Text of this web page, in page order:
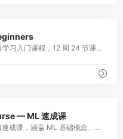
Microsoft 开源的全方位机器学习入门课程，12 周 24 节课，覆盖回归、分类、聚类、NLP 等，含实践项目。
— ML 速成课
Google 官方出品的机器学习速成课，涵盖 ML 基础概念、TensorFlow 实践，配有交互式可视化练习，质量极高。